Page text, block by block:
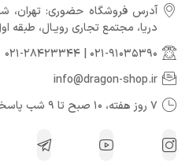
آدرس فروشگاه حضوری: تهران،
دريا، مجتمع تجارى رويـال، طبقه اول، واحد 110
021-91035390
021-28423344
info@dragon-shop.ir
7 روز هفته، 10 صبح تا 9 شب پاسخگوی شما عزیزان هستیم.